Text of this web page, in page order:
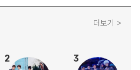
더보기 >
2 3